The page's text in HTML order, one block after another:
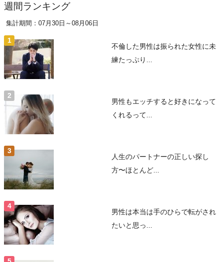
週間ランキング
集計期間：07月30日～08月06日
不倫した男性は振られた女性に未
練たっぷり...
男性もエッチすると好きになって
くれるって...
人生のパートナーの正しい探し
方〜ほとんど...
男性は本当は手のひらで転がされ
たいと思っ...